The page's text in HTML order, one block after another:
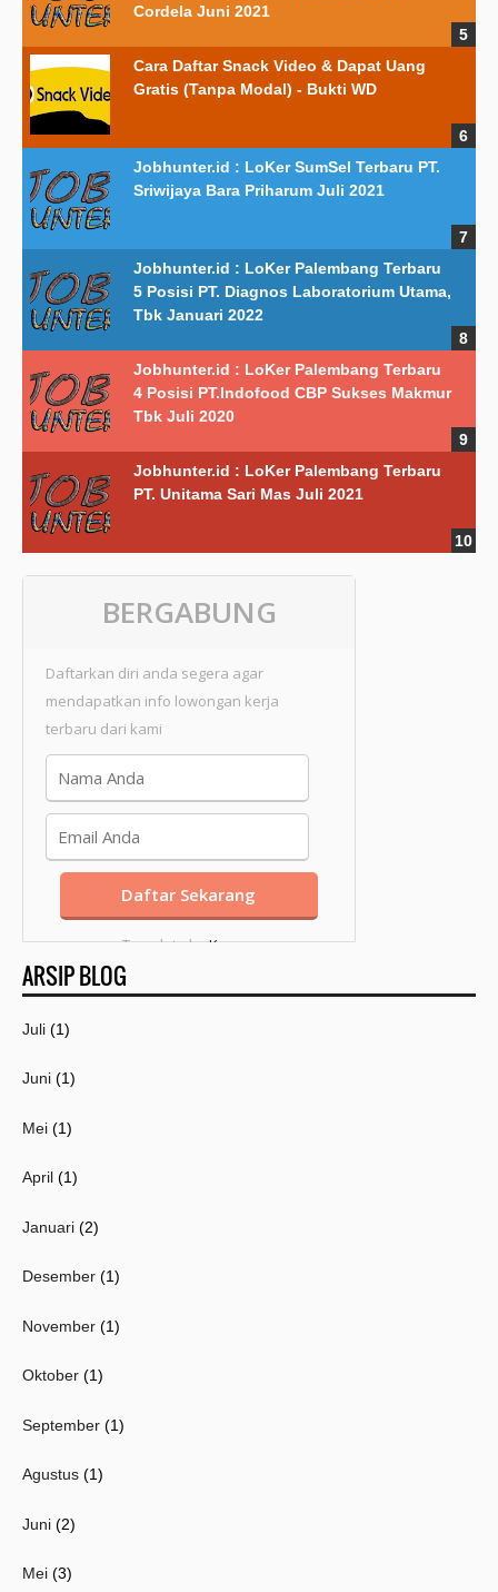
Cordela Juni 2021
Cara Daftar Snack Video & Dapat Uang
Gratis (Tanpa Modal) - Bukti WD
Jobhunter.id : LoKer SumSel Terbaru PT.
Sriwijaya Bara Priharum Juli 2021
Jobhunter.id : LoKer Palembang Terbaru
5 Posisi PT. Diagnos Laboratorium Utama,
Tbk Januari 2022
Jobhunter.id : LoKer Palembang Terbaru
4 Posisi PT.Indofood CBP Sukses Makmur
Tbk Juli 2020
Jobhunter.id : LoKer Palembang Terbaru
PT. Unitama Sari Mas Juli 2021
BERGABUNG
Daftarkan diri anda segera agar
mendapatkan info lowongan kerja
terbaru dari kami
Template byKang
Mousir
ARSIP BLOG
Juli (1)
Juni (1)
Mei (1)
April (1)
Januari (2)
Desember (1)
November (1)
Oktober (1)
September (1)
Agustus (1)
Juni (2)
Mei (3)